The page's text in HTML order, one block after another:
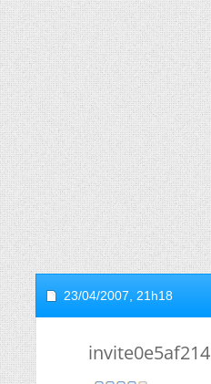
23/04/2007, 21h18
invite0e5af214